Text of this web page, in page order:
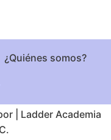
¿Quiénes somos?
Ladder Academia